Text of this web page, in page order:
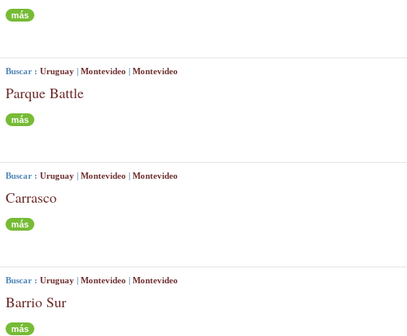
más
Buscar : Uruguay Montevideo Montevideo
Parque Battle
más
Buscar : Uruguay Montevideo Montevideo
Carrasco
más
Buscar : Uruguay Montevideo Montevideo
Barrio Sur
más